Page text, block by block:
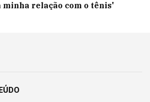
minha relação com o tênis'